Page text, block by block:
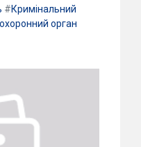
#Кримінальний
орган